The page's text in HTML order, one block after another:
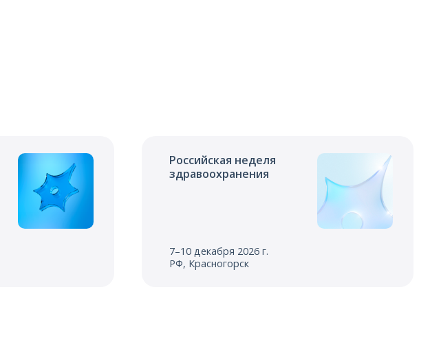
Российская неделя
здравоохранения
7–10 декабря 2026 г.
РФ, Красногорск